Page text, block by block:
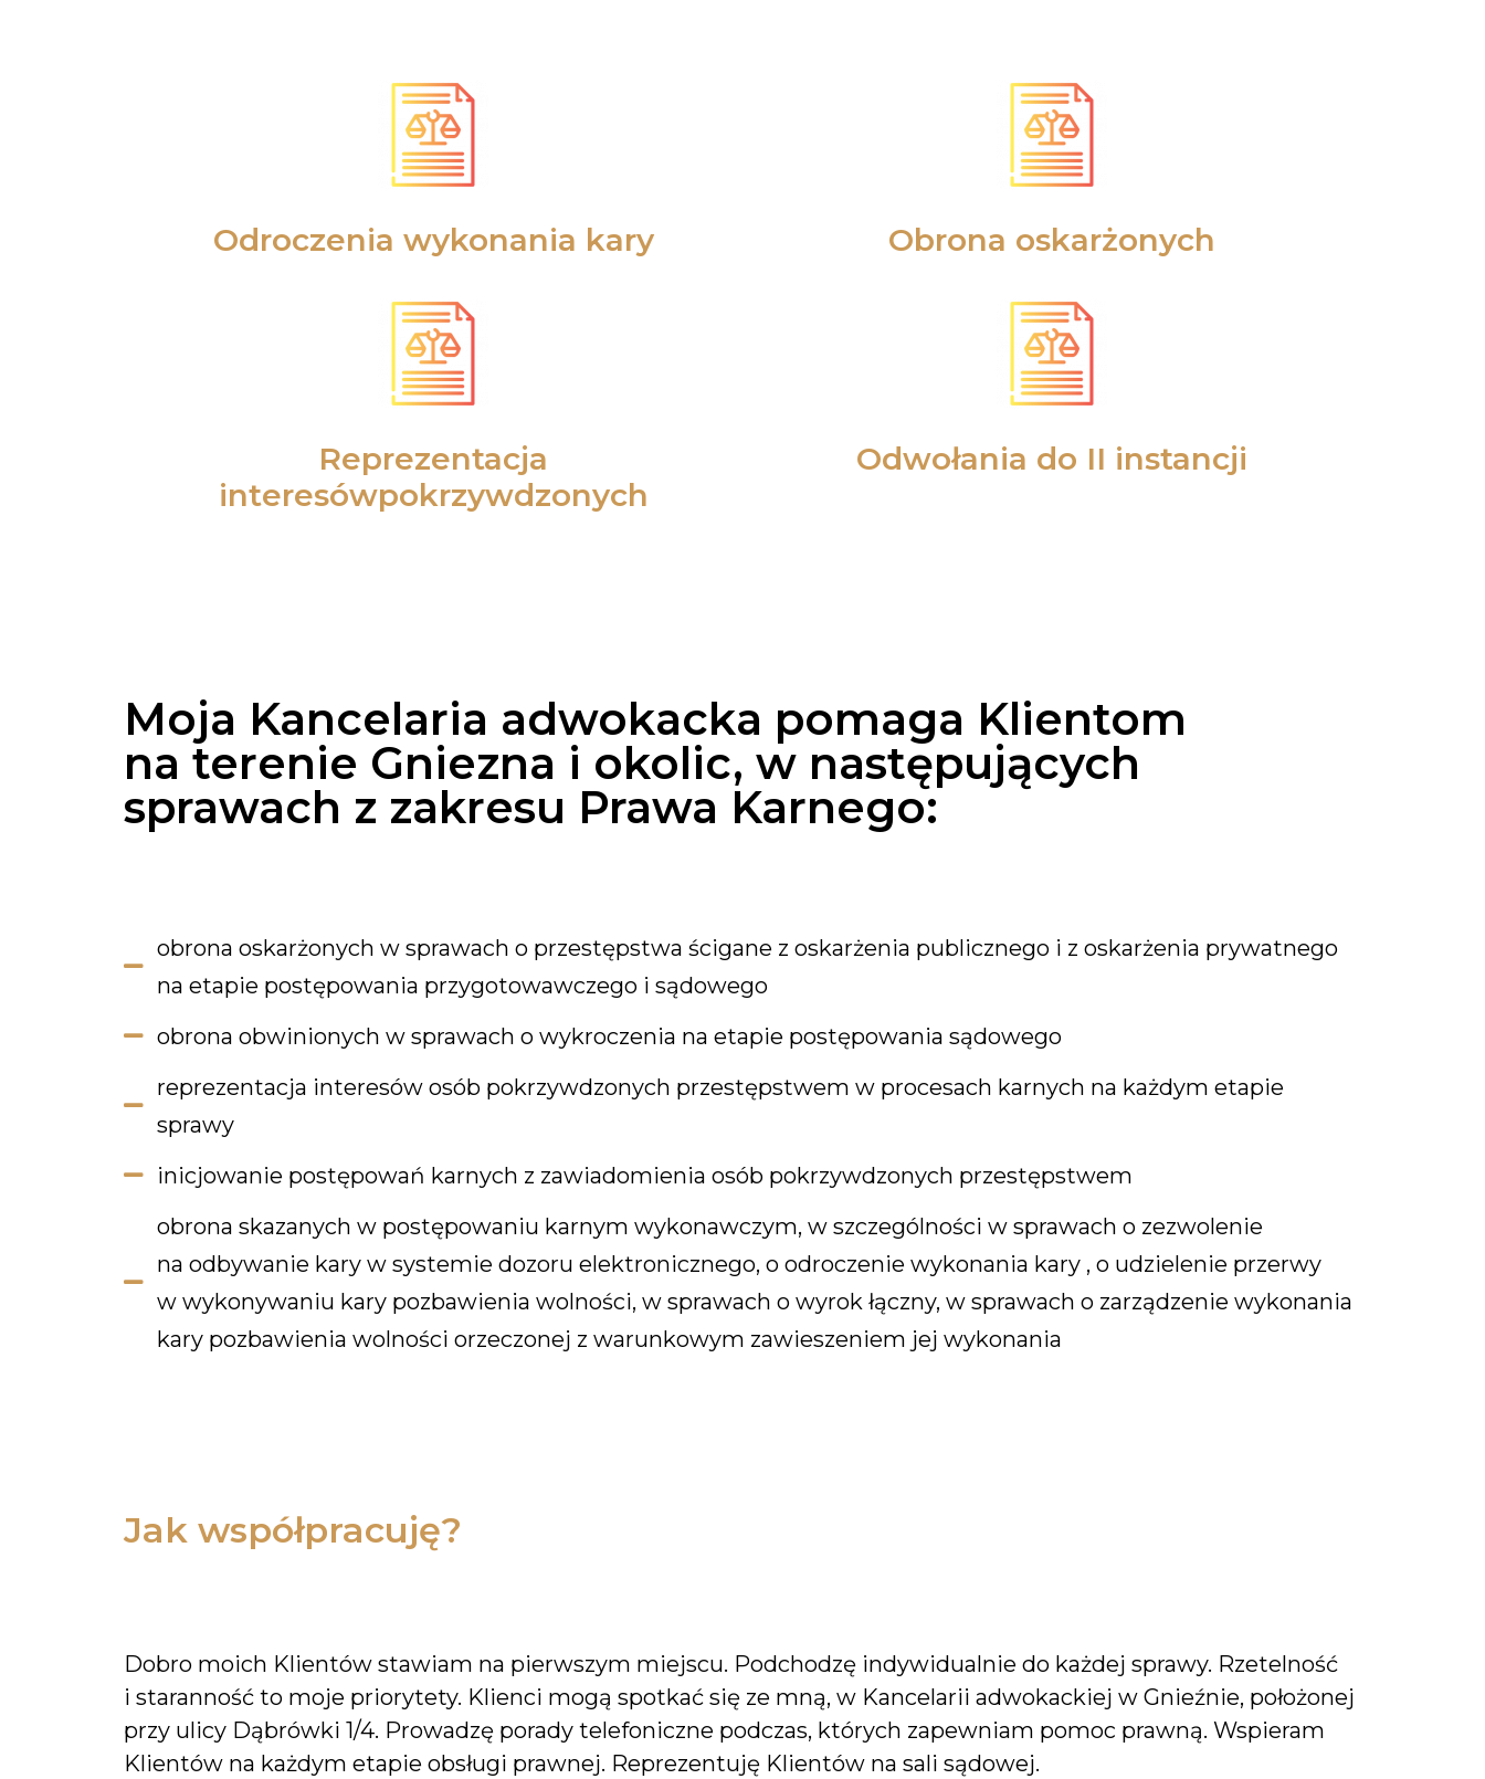
Odroczenia wykonania kary Obrona oskarżonych
Reprezentacja
interesówpokrzywdzonych
Odwołania do II instancji
Moja Kancelaria adwokacka pomaga Klientom
na terenie Gniezna i okolic, w następujących
sprawach z zakresu Prawa Karnego:
obrona oskarżonych w sprawach o przestępstwa ścigane z oskarżenia publicznego i z oskarżenia prywatnego
na etapie postępowania przygotowawczego i sądowego
obrona obwinionych w sprawach o wykroczenia na etapie postępowania sądowego
reprezentacja interesów osób pokrzywdzonych przestępstwem w procesach karnych na każdym etapie
sprawy
inicjowanie postępowań karnych z zawiadomienia osób pokrzywdzonych przestępstwem
obrona skazanych w postępowaniu karnym wykonawczym, w szczególności w sprawach o zezwolenie
na odbywanie kary w systemie dozoru elektronicznego, o odroczenie wykonania kary , o udzielenie przerwy
w wykonywaniu kary pozbawienia wolności, w sprawach o wyrok łączny, w sprawach o zarządzenie wykonania
kary pozbawienia wolności orzeczonej z warunkowym zawieszeniem jej wykonania
Jak współpracuję?
Dobro moich Klientów stawiam na pierwszym miejscu. Podchodzę indywidualnie do każdej sprawy. Rzetelność
i staranność to moje priorytety. Klienci mogą spotkać się ze mną, w Kancelarii adwokackiej w Gnieźnie, położonej
przy ulicy Dąbrówki 1/4. Prowadzę porady telefoniczne podczas, których zapewniam pomoc prawną. Wspieram
Klientów na każdym etapie obsługi prawnej. Reprezentuję Klientów na sali sądowej.